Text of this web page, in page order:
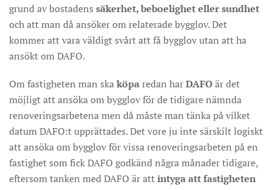
grund av bostadens säkerhet, beboelighet eller sundhet
och att man då ansöker om relaterade bygglov. Det
kommer att vara väldigt svårt att få bygglov utan att ha
ansökt om DAFO.
Om fastigheten man skaköparedan harDAFOär det
möjligt att ansöka om bygglov för de tidigare nämnda
renoveringsarbetena men då måste man tänka på vilket
datum DAFO:t upprättades. Det vore ju inte särskilt logiskt
att ansöka om bygglov för vissa renoveringsarbeten på en
fastighet som fick DAFO godkänd några månader tidigare,
eftersom tanken med DAFO är attintyga att fastigheten